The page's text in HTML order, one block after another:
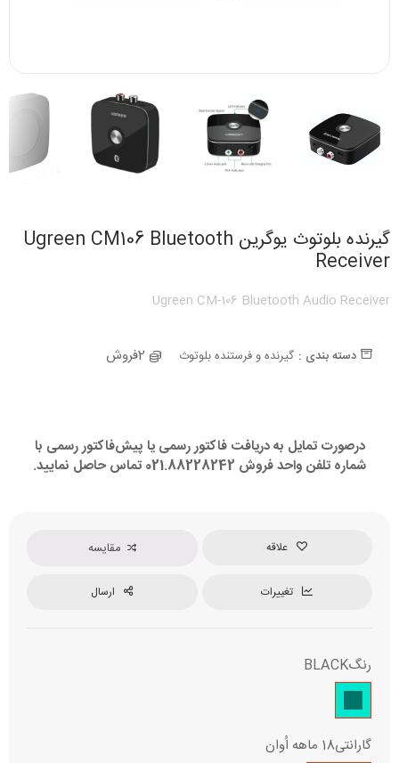
گیرنده بلوتوث یوگرین Ugreen CM106 Bluetooth
Receiver
Ugreen CM-106 Bluetooth Audio Receiver
دسته بندی : گیرنده و فرستنده بلوتوث 2فروش
درصورت تمایل به دریافت فاکتور رسمی یا پیش‌فاکتور رسمی با
شماره تلفن واحد فروش 021.88228242 تماس حاصل نمایید.
علاقه مقایسه
تغییرات ارسال
رنگBLACK
گارانتی18 ماهه اُوان